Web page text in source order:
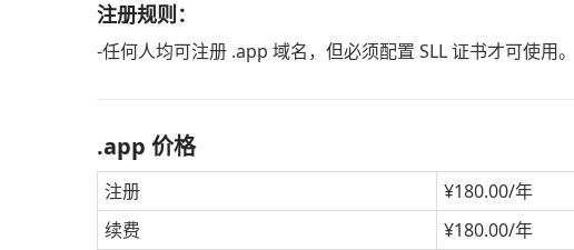
注册规则：
-任何人均可注册 .app 域名，但必须配置 SLL 证书才可使用。
.app 价格
注册
¥180.00/年
续费
¥180.00/年